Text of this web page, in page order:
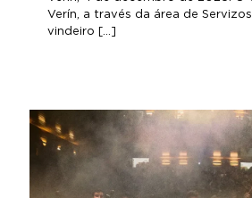
Verín, a través da área de Servizos
vindeiro […]